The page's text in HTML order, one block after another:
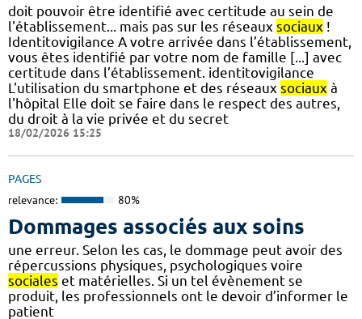
doit pouvoir être identifié avec certitude au sein de
l'établissement... mais pas sur les réseaux sociaux !
Identitovigilance A votre arrivée dans l’établissement,
vous êtes identifié par votre nom de famille [...] avec
certitude dans l’établissement. identitovigilance
L'utilisation du smartphone et des réseaux sociaux à
l'hôpital Elle doit se faire dans le respect des autres,
du droit à la vie privée et du secret
18/02/2026 15:25
PAGES
relevance: 80%
Dommages associés aux soins
une erreur. Selon les cas, le dommage peut avoir des
répercussions physiques, psychologiques voire
sociales et matérielles. Si un tel évènement se
produit, les professionnels ont le devoir d’informer le
patient